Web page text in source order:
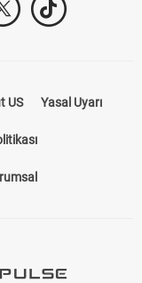
US Yasal Uyarı